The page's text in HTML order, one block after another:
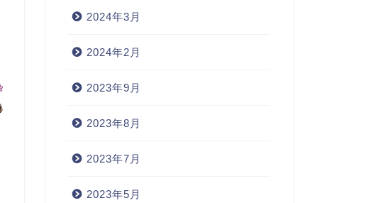
2024年3月
2024年2月
2023年9月
2023年8月
2023年7月
2023年5月